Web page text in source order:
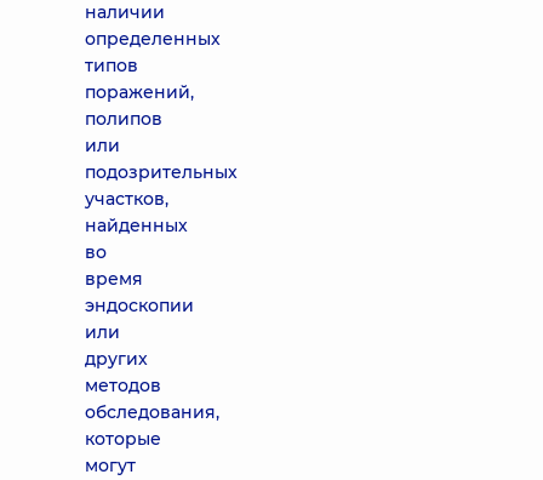
наличии
определенных
типов
поражений,
полипов
или
подозрительных
участков,
найденных
во
время
эндоскопии
или
других
методов
обследования,
которые
могут